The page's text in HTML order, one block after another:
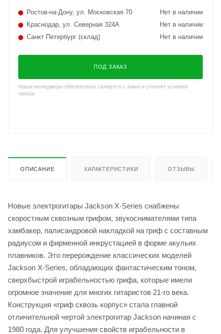
Краснодар, ул. Северная 324А Нет в наличии
Ростов-на-Дону, ул. Московская 70 Нет в наличии
Санкт Петербург (склад) Нет в наличии
ПОД ЗАКАЗ
Наши менеджеры обязательно свяжутся с вами и уточнят условия
заказа
ОПИСАНИЕ ХАРАКТЕРИСТИКИ ОТЗЫВЫ
Новые электрогитары Jackson X-Series снабжены
скоростным сквозным грифом, звукоснимателями типа
хамбакер, палисандровой накладкой на гриф с составным
радиусом и фирменной инкрустацией в форме акульих
плавников. Это перерождение классических моделей
Jackson X-Series, обладающих фантастическим тоном,
сверхбыстрой играбельностью грифа, которые имели
огромное значение для многих гитаристов 21-го века.
Конструкция «гриф сквозь корпус» стала главной
отличительной чертой электрогитар Jackson начиная с
1980 года. Для улучшения свойств играбельности в